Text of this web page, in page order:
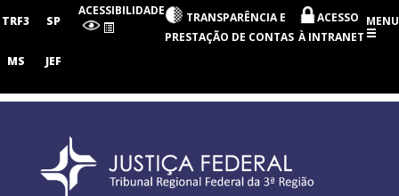
Regional
3ª
TRF3 SP
MS JEF
ACESSIBILIDADE
TRANSPARÊNCIA E
PRESTAÇÃO DE CONTAS
ACESSO
À INTRANET
MENU